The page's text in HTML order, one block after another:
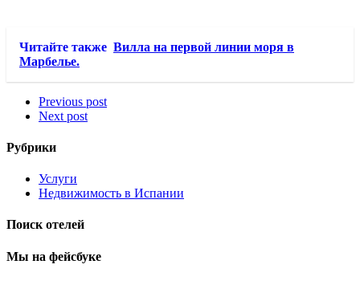
Читайте также Вилла на первой линии моря в
Марбелье.
Previous post
Next post
Рубрики
Услуги
Недвижимость в Испании
Поиск отелей
Мы на фейсбуке